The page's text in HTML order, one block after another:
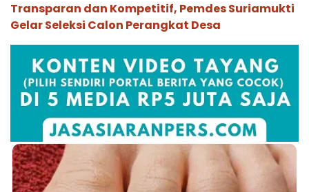
Transparan dan Kompetitif, Pemdes Suriamukti
Gelar Seleksi Calon Perangkat Desa